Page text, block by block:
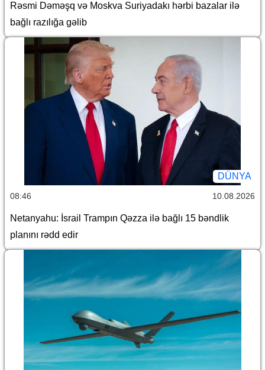
Rəsmi Dəməşq və Moskva Suriyadakı hərbi bazalar ilə
bağlı razılığa gəlib
DÜNYA
08:46 10.08.2026
Netanyahu: İsrail Trampın Qəzza ilə bağlı 15 bəndlik
planını rədd edir